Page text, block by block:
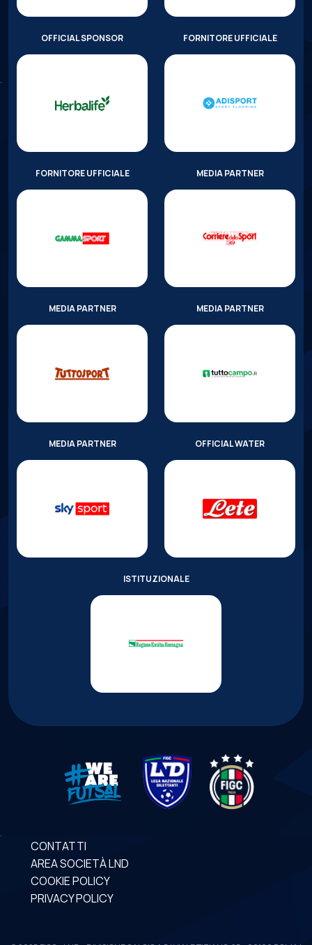
OFFICIAL SPONSOR FORNITORE UFFICIALE
FORNITORE UFFICIALE MEDIA PARTNER
MEDIA PARTNER MEDIA PARTNER
MEDIA PARTNER OFFICIAL WATER
ISTITUZIONALE
CONTATTI
AREA SOCIETÀ LND
COOKIE POLICY
PRIVACY POLICY